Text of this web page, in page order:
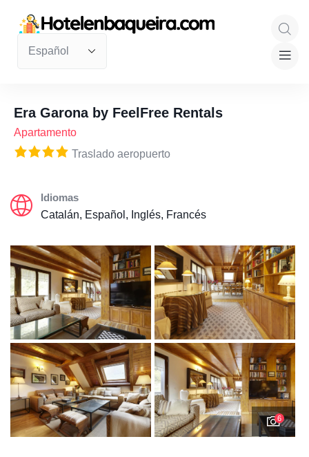
Era Garona by FeelFree Rentals
Apartamento
Traslado aeropuerto
Idiomas
Catalán, Español, Inglés, Francés
6